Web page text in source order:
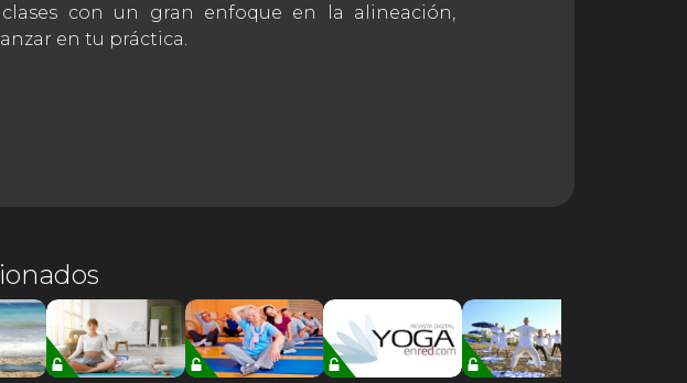
con un gran enfoque en la alineación,
en tu práctica.